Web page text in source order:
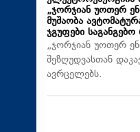
„ჯორჯიან უოთერ
მუშაობა
ჯგუფები საგანგებო
„ჯორჯიან უოთერ
შეზღუდვასთან
ავრცელებს.